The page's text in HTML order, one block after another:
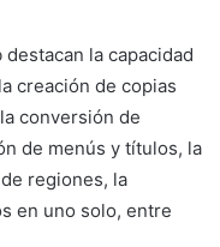
la capacidad
creación de copias
conversión de
de menús y títulos, la
regiones, la
en uno solo, entre